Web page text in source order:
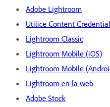
Adobe Lightroom
Utilice Content
Lightroom Classic
Lightroom Mobile (iOS)
Lightroom Mobile
Lightroom en la web
Adobe Stock